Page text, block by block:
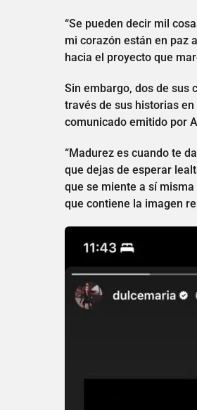
“Se pueden decir mil
mi corazón están en paz
hacia el proyecto que
Sin embargo, dos de sus
través de sus historias
comunicado emitido por
“Madurez es cuando te
que dejas de esperar
que se miente a sí
que contiene la imagen